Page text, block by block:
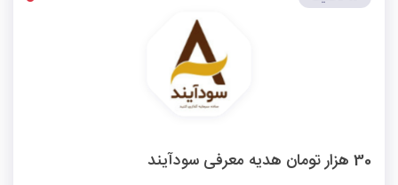
30 هزار تومان هدیه معرفی سودآیند